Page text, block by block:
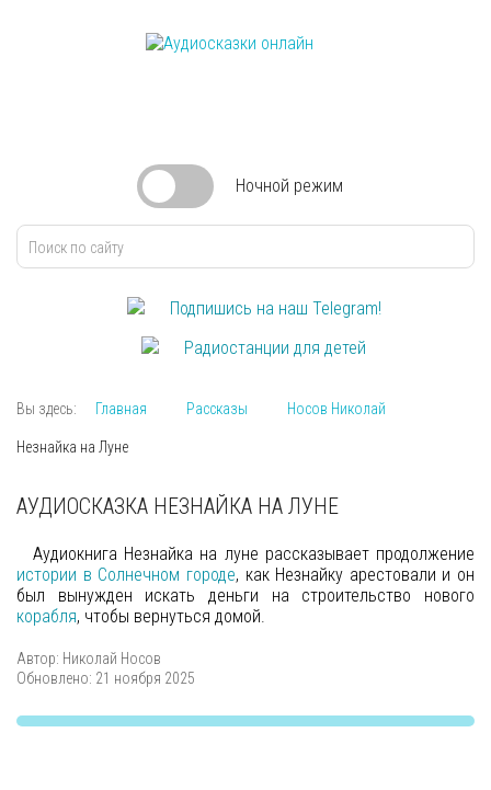
Ночной режим
Подпишись на наш Telegram!
Радиостанции для детей
Вы здесь: Главная Рассказы Носов Николай
Незнайка на Луне
АУДИОСКАЗКА НЕЗНАЙКА НА ЛУНЕ
Аудиокнига Незнайка на луне рассказывает продолжение
истории в Солнечном городе, как Незнайку арестовали и он
был вынужден искать деньги на строительство нового
корабля, чтобы вернуться домой.
Автор: Николай Носов
Обновлено: 21 ноября 2025